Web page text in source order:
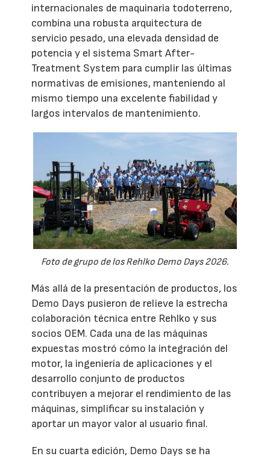
internacionales de maquinaria todoterreno,
combina una robusta arquitectura de
servicio pesado, una elevada densidad de
potencia y el sistema Smart After-
Treatment System para cumplir las últimas
normativas de emisiones, manteniendo al
mismo tiempo una excelente fiabilidad y
largos intervalos de mantenimiento.
Foto de grupo de los Rehlko Demo Days 2026.
Más allá de la presentación de productos, los
Demo Days pusieron de relieve la estrecha
colaboración técnica entre Rehlko y sus
socios OEM. Cada una de las máquinas
expuestas mostró cómo la integración del
motor, la ingeniería de aplicaciones y el
desarrollo conjunto de productos
contribuyen a mejorar el rendimiento de las
máquinas, simplificar su instalación y
aportar un mayor valor al usuario final.
En su cuarta edición, Demo Days se ha